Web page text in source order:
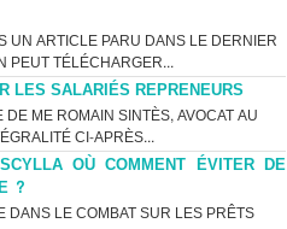
UN ARTICLE PARU DANS LE DERNIER
PEUT TÉLÉCHARGER...
LES SALARIÉS REPRENEURS
ME ROMAIN SINTÈS, AVOCAT AU
CI-APRÈS...
OÙ COMMENT ÉVITER DE
?
LE COMBAT SUR LES PRÊTS